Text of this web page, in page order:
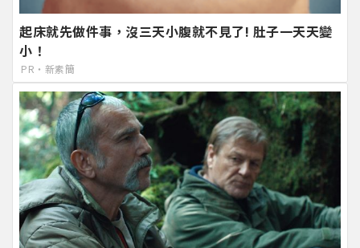
起床就先做件事，沒三天小腹就不見了! 肚子一天天變
小！
PR・新素簡